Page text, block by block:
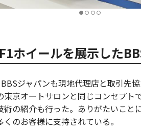
ホイールを展示した
ジャパンも現地代理店と取引先
京オートサロンと同じコンセプト
術の紹介も行った。ありがたいこと
のお客様に支持されている。